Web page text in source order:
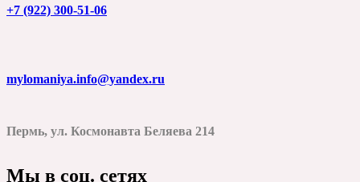
+7 (922) 300-51-06
mylomaniya.info@yandex.ru
Пермь, ул. Космонавта Беляева 214
Мы в соц. сетях